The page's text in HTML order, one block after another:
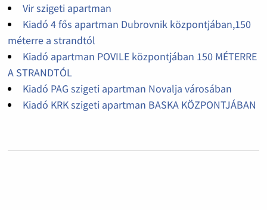
Vir szigeti apartman
Kiadó 4 fős apartman Dubrovnik központjában,150
méterre a strandtól
Kiadó apartman POVILE központjában 150 MÉTERRE
A STRANDTÓL
Kiadó PAG szigeti apartman Novalja városában
Kiadó KRK szigeti apartman BASKA KÖZPONTJÁBAN